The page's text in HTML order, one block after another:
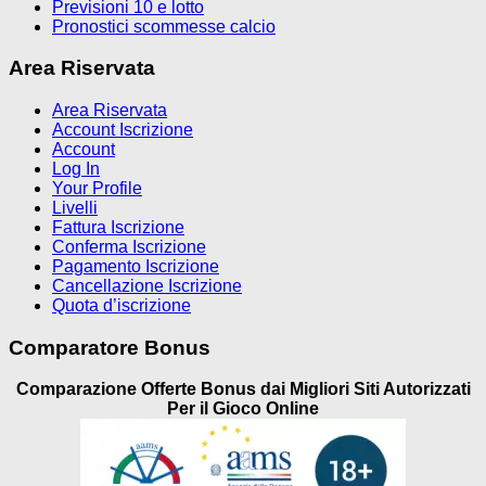
Previsioni 10 e lotto
Pronostici scommesse calcio
Area Riservata
Area Riservata
Account Iscrizione
Account
Log In
Your Profile
Livelli
Fattura Iscrizione
Conferma Iscrizione
Pagamento Iscrizione
Cancellazione Iscrizione
Quota d’iscrizione
Comparatore Bonus
Comparazione Offerte Bonus dai Migliori Siti Autorizzati
Per il Gioco Online